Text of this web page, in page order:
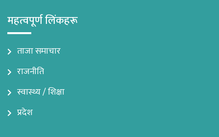
महत्वपूर्ण लिंकहरू
ताजा समाचार
राजनीति
स्वास्थ्य / शिक्षा
प्रदेश